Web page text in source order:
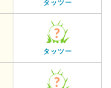
タッツー
タッツー